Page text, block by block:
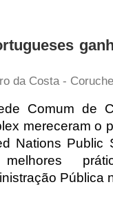
da Costa -
Comum de
mereceram o
Nations Public
Pública